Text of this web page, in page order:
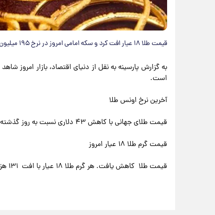
قیمت طلا ۱۸ عیار افت کرد و سکه امامی امروز در نرخ ۱۹۵ میلیون و ۵۰۰ هزار تومان در معامله بود.
است.
آخرین نرخ اونس طلا
قیمت طلای جهانی با کاهش ۴۳ دلاری نسبت به روز گذشته، ۴۵۴۰ (چهار هزار و پانصد و چهل ) دلار نرخ‌گذاری شد.
قیمت گرم طلا ۱۸ عیار امروز
قیمت طلا کاهش یافت. هر گرم طلا ۱۸ عیار با افت ۱۳۱ هزار تومانی، به ۱۹ میلیون و ۲۹۹ هزار و ۲۰۰ تومان رسید.